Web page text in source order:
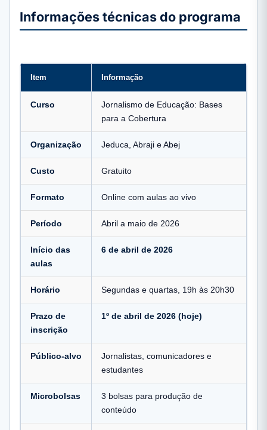
Informações técnicas do programa
Item Informação
Curso
Jornalismo de Educação: Bases
para a Cobertura
Organização Jeduca, Abraji e Abej
Custo Gratuito
Formato Online com aulas ao vivo
Período Abril a maio de 2026
Início das
aulas
6 de abril de 2026
Horário Segundas e quartas, 19h às 20h30
Prazo de
inscrição
1º de abril de 2026 (hoje)
Público-alvo
Jornalistas, comunicadores e
estudantes
Microbolsas
3 bolsas para produção de
conteúdo